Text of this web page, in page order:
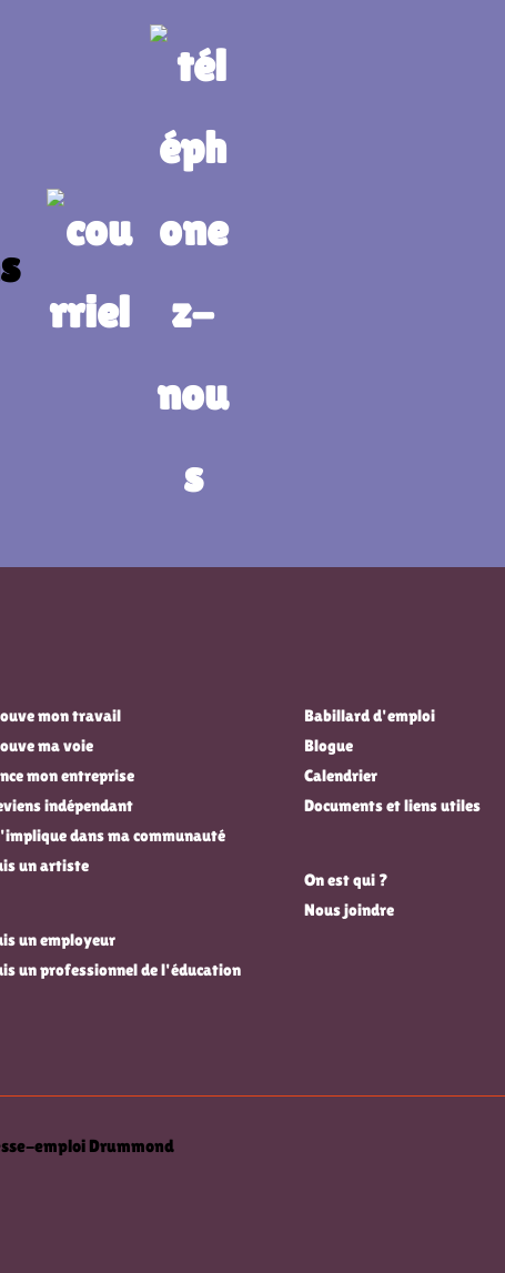
mon travail
ma voie
mon entreprise
indépendant
dans ma communauté
un artiste
un employeur
un professionnel de l'éducation
Babillard d'emploi
Blogue
Calendrier
Documents et liens utiles
On est qui ?
Nous joindre
emploi Drummond